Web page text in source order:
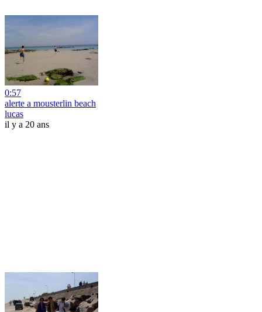
0:57
alerte a mousterlin beach
lucas
il y a 20 ans